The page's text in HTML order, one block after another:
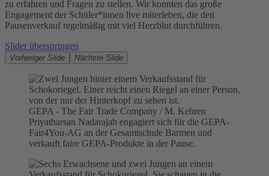
zu erfahren und Fragen zu stellen. Wir konnten das große
Engagement der Schüler*innen live miterleben, die den
Pausenverkauf regelmäßig mit viel Herzblut durchführen.
Slider überspringen
Vorheriger Slide Nächste Slide
GEPA - The Fair Trade Company / M. Kehren
Priyatharsan Nadarajah engagiert sich für die GEPA-
Fair4You-AG an der Gesamtschule Barmen und
verkauft faire GEPA-Produkte in der Pause.